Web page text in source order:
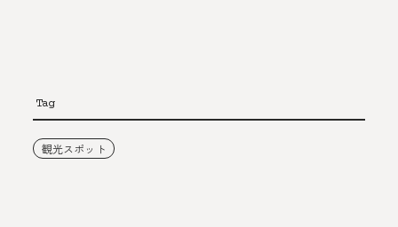
Tag
観光スポット